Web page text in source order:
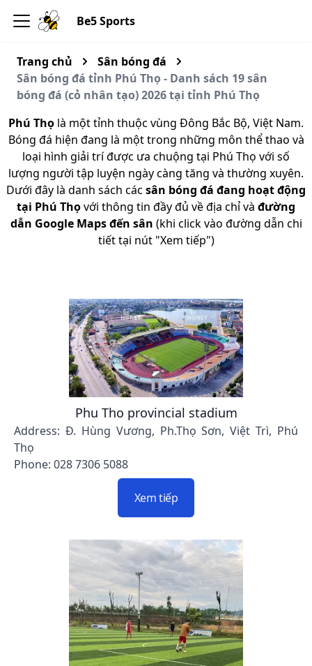
Be5 Sports
Trang chủ
Sân bóng đá
Sân bóng đá tỉnh Phú Thọ - Danh sách 19 sân
bóng đá (cỏ nhân tạo) 2026 tại tỉnh Phú Thọ
Phú Thọ là một tỉnh thuộc vùng Đông Bắc Bộ, Việt Nam.
Bóng đá hiện đang là một trong những môn thể thao và
loại hình giải trí được ưa chuộng tại Phú Thọ với số
lượng người tập luyện ngày càng tăng và thường xuyên.
Dưới đây là danh sách các sân bóng đá đang hoạt động
tại Phú Thọvới thông tin đầy đủ về địa chỉ và đường
dẫn Google Maps đến sân (khi click vào đường dẫn chi
tiết tại nút "Xem tiếp")
Phu Tho provincial stadium
Address: Đ. Hùng Vương, Ph.Thọ Sơn, Việt Trì, Phú
Thọ
Phone: 028 7306 5088
Xem tiếp